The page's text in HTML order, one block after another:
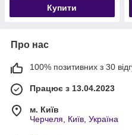
Купити
Про нас
100% позитивних з 30
Працює з 13.04.2023
м. Київ
Черчеля, Київ, Україна